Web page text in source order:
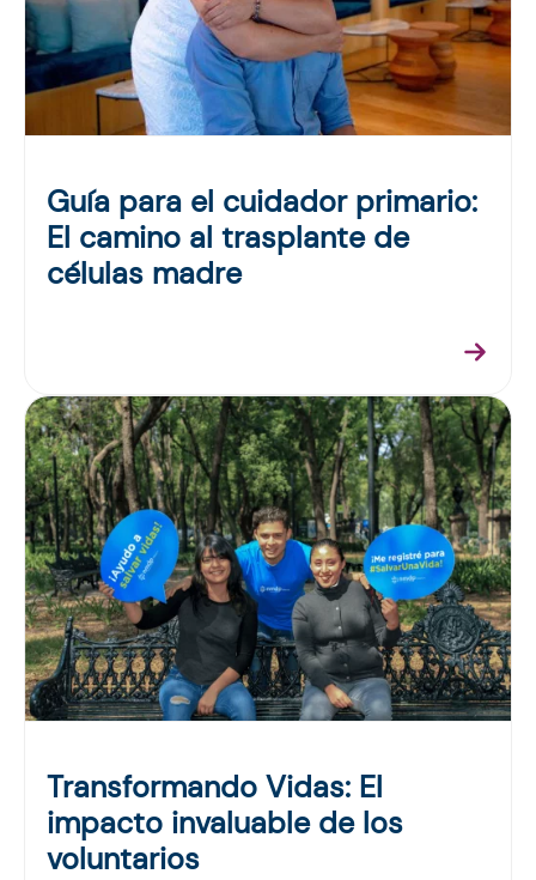
Guía para el cuidador primario:
El camino al trasplante de
células madre
Transformando Vidas: El
impacto invaluable de los
voluntarios